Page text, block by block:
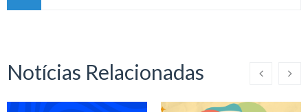
Notícias Relacionadas